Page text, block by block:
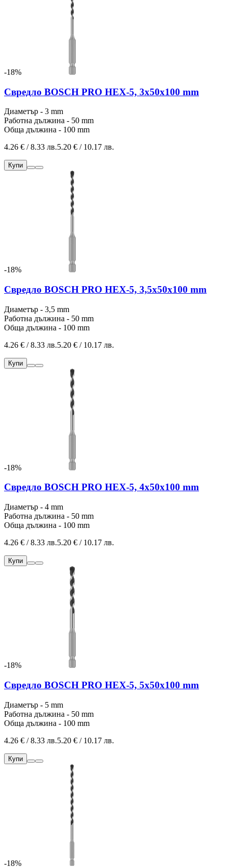
-18%
Свредло BOSCH PRO HEX-5, 3x50x100 mm
Диаметър - 3 mm
Работна дължина - 50 mm
Обща дължина - 100 mm
4.26 € / 8.33 лв.5.20 € / 10.17 лв.
Купи
-18%
Свредло BOSCH PRO HEX-5, 3,5x50x100 mm
Диаметър - 3,5 mm
Работна дължина - 50 mm
Обща дължина - 100 mm
4.26 € / 8.33 лв.5.20 € / 10.17 лв.
Купи
-18%
Свредло BOSCH PRO HEX-5, 4x50x100 mm
Диаметър - 4 mm
Работна дължина - 50 mm
Обща дължина - 100 mm
4.26 € / 8.33 лв.5.20 € / 10.17 лв.
Купи
-18%
Свредло BOSCH PRO HEX-5, 5x50x100 mm
Диаметър - 5 mm
Работна дължина - 50 mm
Обща дължина - 100 mm
4.26 € / 8.33 лв.5.20 € / 10.17 лв.
Купи
-18%